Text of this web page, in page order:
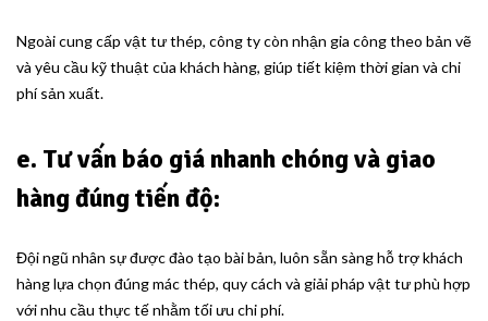
Ngoài cung cấp vật tư thép, công ty còn nhận gia công theo bản vẽ
và yêu cầu kỹ thuật của khách hàng, giúp tiết kiệm thời gian và chi
phí sản xuất.
e. Tư vấn báo giá nhanh chóng và giao
hàng đúng tiến độ:
Đội ngũ nhân sự được đào tạo bài bản, luôn sẵn sàng hỗ trợ khách
hàng lựa chọn đúng mác thép, quy cách và giải pháp vật tư phù hợp
với nhu cầu thực tế nhằm tối ưu chi phí.